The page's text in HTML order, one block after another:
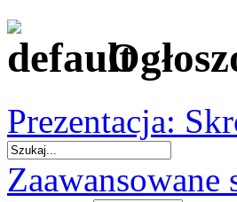
Prezentacja:
Zaawansowane